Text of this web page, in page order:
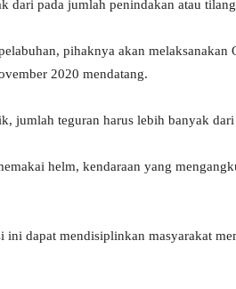
dari pada jumlah penindakan atau
pihaknya akan
2020 mendatang.
jumlah teguran harus lebih banyak
helm, kendaraan yang
ini dapat mendisiplinkan masyarakat